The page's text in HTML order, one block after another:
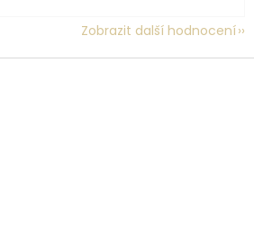
Zobrazit další hodnocení